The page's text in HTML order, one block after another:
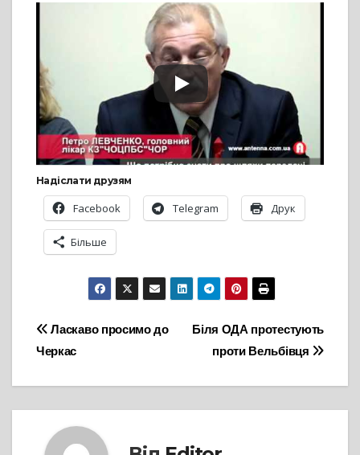
Надіслати друзям
Facebook Telegram Друк
Більше
Навігація
записів
Біля ОДА протестують
проти Вельбівця
Ласкаво просимо до
Черкас